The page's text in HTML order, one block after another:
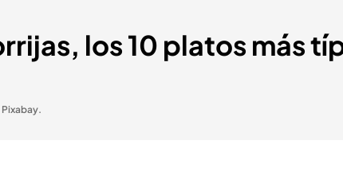
los 10 platos más
Pixabay.